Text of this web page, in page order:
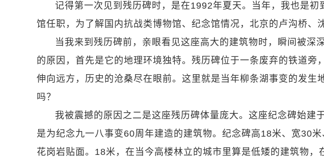
记得第一次见到残历碑时，是在1992年夏天。当年，我也是初
馆任职，为了解国内抗战类博物馆、纪念馆情况，北京的卢沟桥、
当我来到残历碑前，亲眼看见这座高大的建筑物时，瞬间被深
的原因，首先是它的地理环境独特。残历碑位于一条废弃的铁道旁
伸向远方，历史的沧桑尽在眼前。这里就是当年柳条湖事变的发生
吗？
我被震撼的原因之二是这座残历碑体量庞大。这座纪念碑始建
是为纪念九一八事变60周年建造的建筑物。纪念碑高18米、宽30
花岗岩贴面。18米，在当今高楼林立的城市里算是低矮的建筑物，